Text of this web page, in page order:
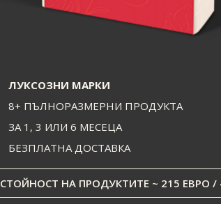
ЛУКСОЗНИ МАРКИ
8+ ПЪЛНОРАЗМЕРНИ ПРОДУКТА
ЗА 1, 3 ИЛИ 6 МЕСЕЦА
БЕЗПЛАТНА ДОСТАВКА
СТОЙНОСТ НА ПРОДУКТИТЕ ~ 215 ЕВРО /